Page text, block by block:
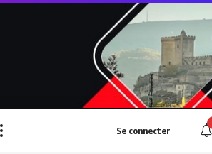
Se connecter